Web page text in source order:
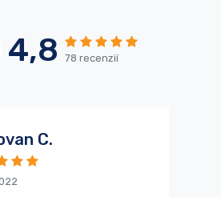
4,8 78 recenzií
C.